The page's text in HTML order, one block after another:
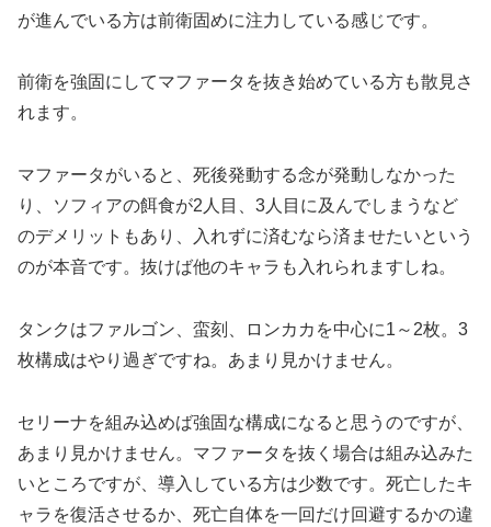
が進んでいる方は前衛固めに注力している感じです。
前衛を強固にしてマファータを抜き始めている方も散見さ
れます。
マファータがいると、死後発動する念が発動しなかった
り、ソフィアの餌食が2人目、3人目に及んでしまうなど
のデメリットもあり、入れずに済むなら済ませたいという
のが本音です。抜けば他のキャラも入れられますしね。
タンクはファルゴン、蛮刻、ロンカカを中心に1～2枚。3
枚構成はやり過ぎですね。あまり見かけません。
セリーナを組み込めば強固な構成になると思うのですが、
あまり見かけません。マファータを抜く場合は組み込みた
いところですが、導入している方は少数です。死亡したキ
ャラを復活させるか、死亡自体を一回だけ回避するかの違